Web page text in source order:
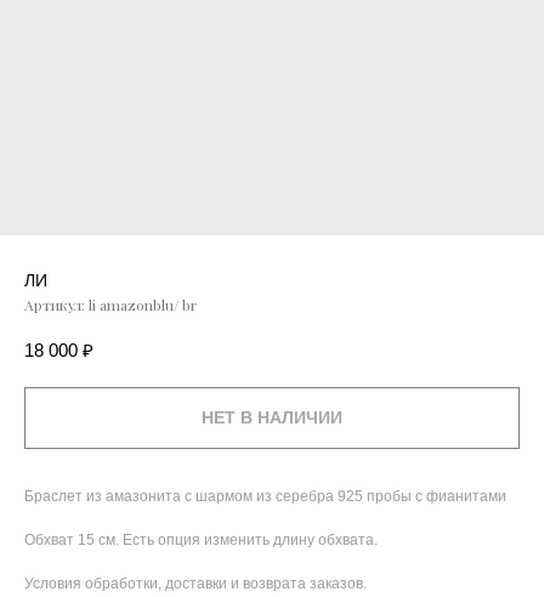
ЛИ
Артикул: li amazonblu/ br
18 000 ₽
НЕТ В НАЛИЧИИ
Браслет из амазонита с шармом из серебра 925 пробы с фианитами
Обхват 15 см. Есть опция изменить длину обхвата.
Условия обработки, доставки и возврата заказов.